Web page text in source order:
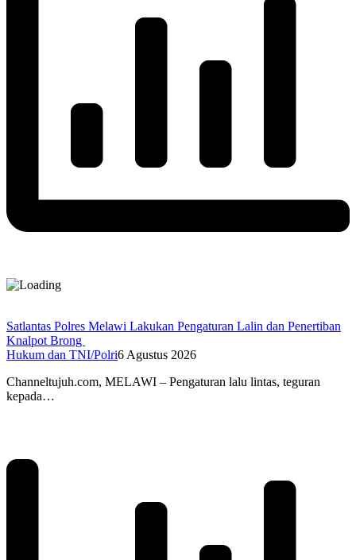
Satlantas Polres Melawi Lakukan Pengaturan Lalin dan Penertiban
Knalpot Brong
Hukum dan TNI/Polri6 Agustus 2026
Channeltujuh.com, MELAWI – Pengaturan lalu lintas, teguran
kepada…